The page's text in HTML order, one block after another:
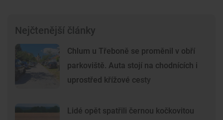
Nejčtenější články
Chlum u Třeboně se proměnil v obří
parkoviště. Auta stojí na chodnících i
uprostřed křížové cesty
Lidé opět spatřili černou kočkovitou